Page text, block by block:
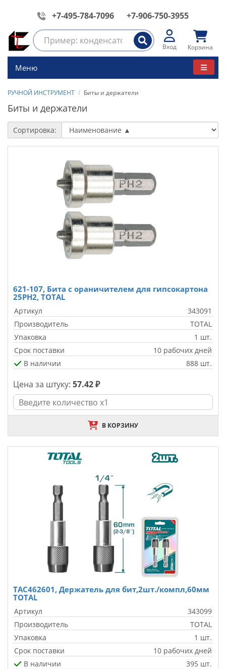
+7-495-784-7096 +7-906-750-3955
Вход Корзина
Меню
РУЧНОЙ ИНСТРУМЕНТ Биты и держатели
Биты и держатели
Сортировка:
621-107, Бита с ораничителем для гипсокартона
25PH2, TOTAL
Артикул
343091
Производитель
TOTAL
Упаковка
1 шт.
Срок поставки
10 рабочих дней
В наличии
888 шт.
Цена за штуку: 57.42 ₽
В КОРЗИНУ
TAC462601, Держатель для бит,2шт./компл,60мм
TOTAL
Артикул
343099
Производитель
TOTAL
Упаковка
1 шт.
Срок поставки
10 рабочих дней
В наличии
395 шт.